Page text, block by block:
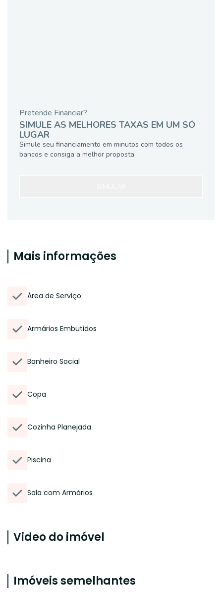
Pretende Financiar?
SIMULE AS MELHORES TAXAS EM UM SÓ
LUGAR
Simule seu financiamento em minutos com todos os
bancos e consiga a melhor proposta.
Mais informações
Área de Serviço
Armários Embutidos
Banheiro Social
Copa
Cozinha Planejada
Piscina
Sala com Armários
Video do imóvel
Imóveis semelhantes